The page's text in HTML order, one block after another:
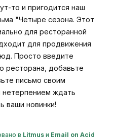
то и пригодится наш
"Четыре сезона. Этот
для ресторанной
для продвижения
Просто введите
ресторана, добавьте
письмо своим
нетерпением ждать
ваши новинки!
в Litmus и Email on Acid